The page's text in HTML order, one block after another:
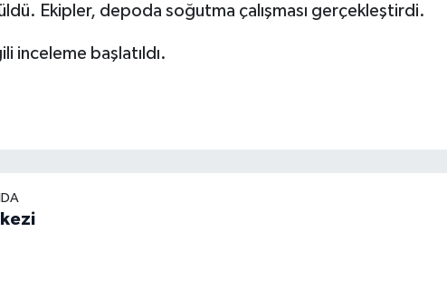
Ekipler, depoda soğutma çalışması gerçekleştirdi.
inceleme başlatıldı.